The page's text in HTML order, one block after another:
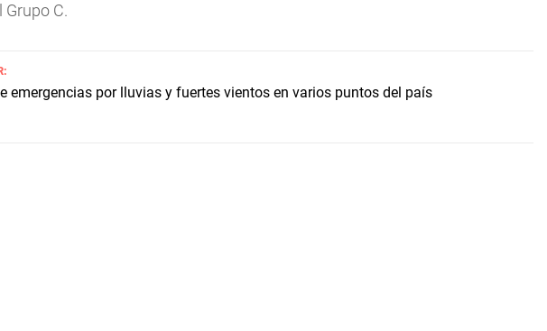
Grupo C.
emergencias por lluvias y fuertes vientos en varios puntos del país